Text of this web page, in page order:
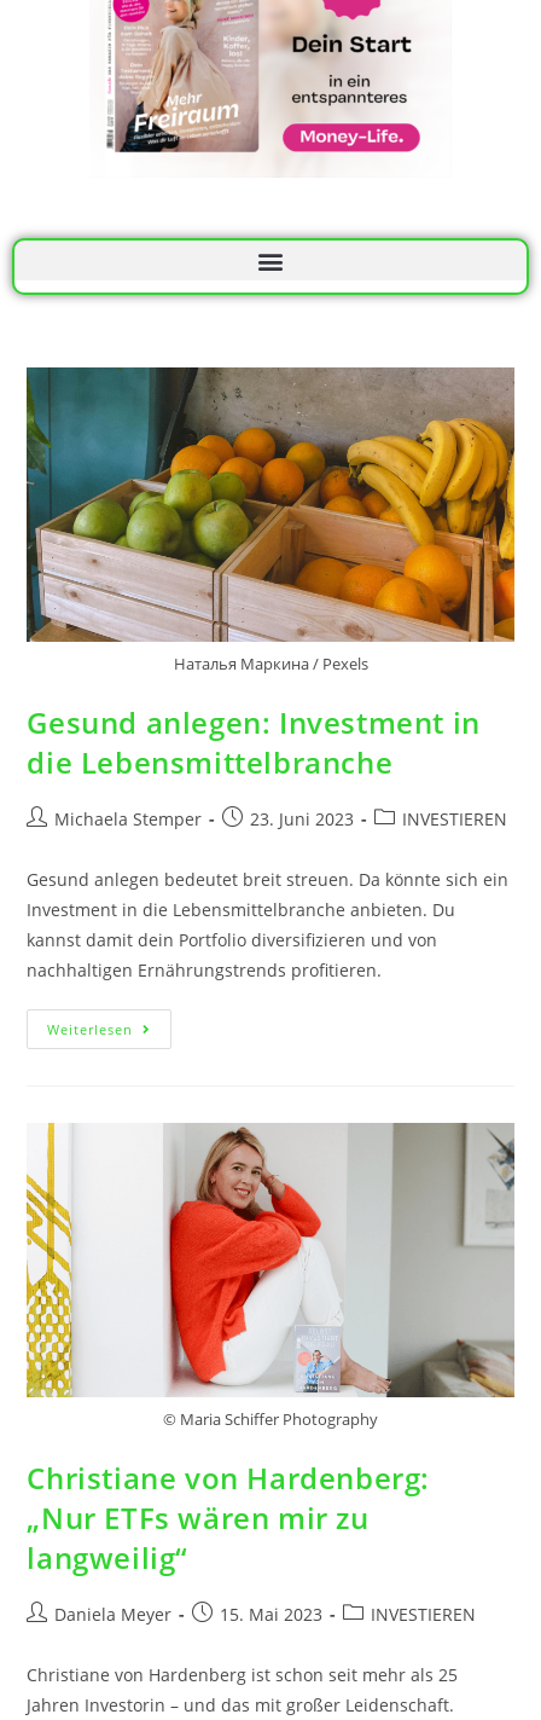
Наталья Маркина / Pexels
Gesund anlegen: Investment in
die Lebensmittelbranche
Michaela Stemper 23. Juni 2023 INVESTIEREN
Gesund anlegen bedeutet breit streuen. Da könnte sich ein
Investment in die Lebensmittelbranche anbieten. Du
kannst damit dein Portfolio diversifizieren und von
nachhaltigen Ernährungstrends profitieren.
Weiterlesen
© Maria Schiffer Photography
Christiane von Hardenberg:
„Nur ETFs wären mir zu
langweilig“
Daniela Meyer 15. Mai 2023 INVESTIEREN
Christiane von Hardenberg ist schon seit mehr als 25
Jahren Investorin – und das mit großer Leidenschaft.